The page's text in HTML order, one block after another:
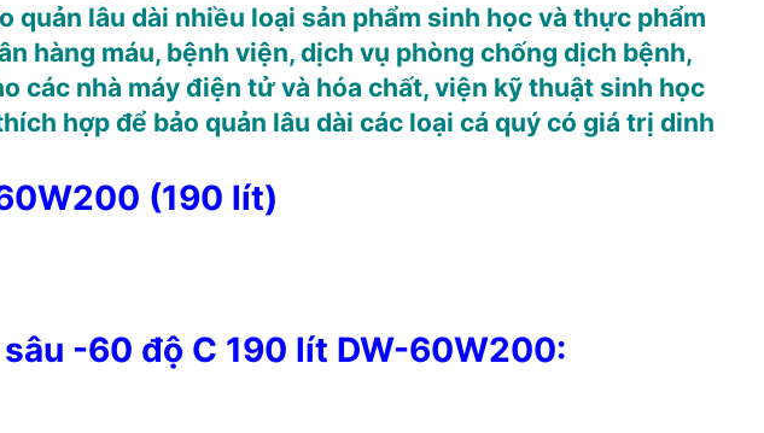
lâu dài nhiều loại sản phẩm sinh học và thực phẩm
hàng máu, bệnh viện, dịch vụ phòng chống dịch bệnh,
các nhà máy điện tử và hóa chất, viện kỹ thuật sinh học
hợp để bảo quản lâu dài các loại cá quý có giá trị dinh
(190 lít)
-60 độ C 190 lít DW-60W200: